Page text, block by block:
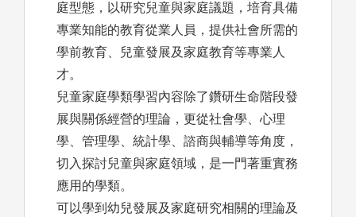
庭型態，以研究兒童與家庭議題，培育具備
專業知能的教育從業人員，提供社會所需的
學前教育、兒童發展及家庭教育等專業人
才。
兒童家庭學類學習內容除了鑽研生命階段發
展與關係經營的理論，更從社會學、心理
學、管理學、統計學、諮商與輔導等角度，
切入探討兒童與家庭領域，是一門著重實務
應用的學類。
可以學到幼兒發展及家庭研究相關的理論及